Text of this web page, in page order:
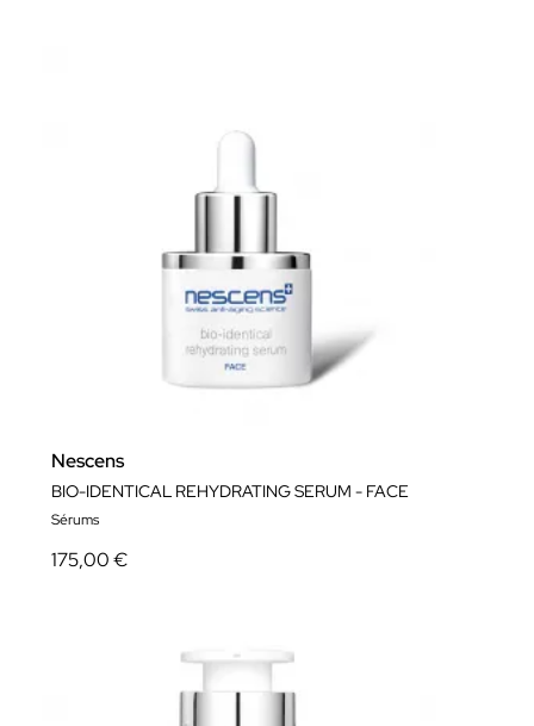
Nescens
BIO-IDENTICAL REHYDRATING SERUM - FACE
Sérums
175,00 €